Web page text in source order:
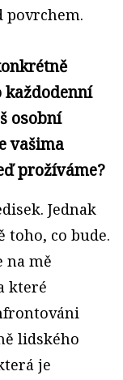
povrchem.
každodenní
osobní
vašima
prožíváme?
Jednak
toho, co bude.
na mě
které
lidského
je